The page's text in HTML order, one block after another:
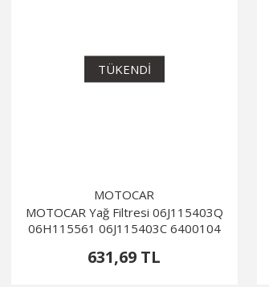
TÜKENDİ
MOTOCAR
MOTOCAR Yağ Filtresi 06J115403Q
06H115561 06J115403C 6400104
631,69 TL